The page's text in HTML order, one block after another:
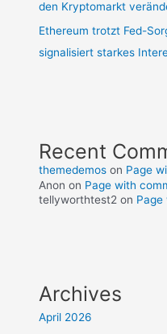
den Kryptomarkt
Ethereum trotzt Fed-
signalisiert starkes
Recent
themedemos on Page
Anon on Page with
tellyworthtest2 on
Archives
April 2026